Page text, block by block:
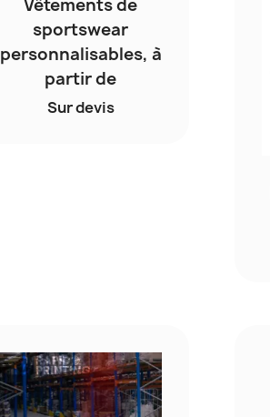
Vêtements de
sportswear
personnalisables, à
partir de
Sur devis